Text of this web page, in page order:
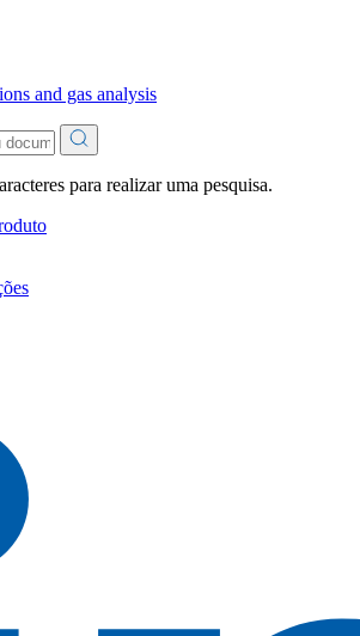
and gas analysis
para realizar uma pesquisa.